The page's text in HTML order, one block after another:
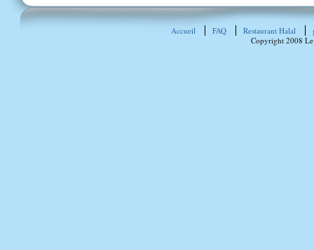
Accueil FAQ Restaurant Halal
Copyright 2008